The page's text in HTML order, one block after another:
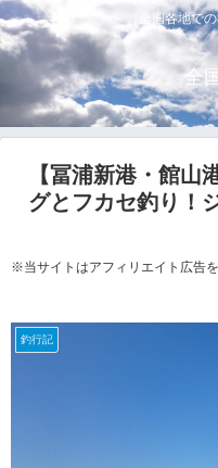
全国各地で
全
【冨浦新港・館山
グとフカセ釣り！
※当サイトはアフィリエイト広告
釣行記